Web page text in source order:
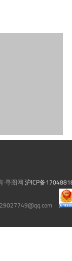
寻图网 沪ICP备